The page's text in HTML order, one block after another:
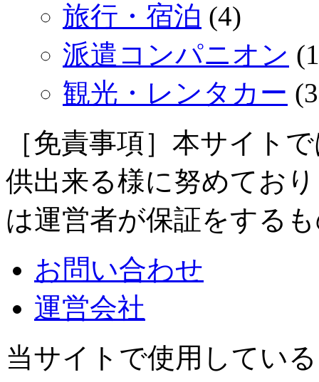
旅行・宿泊 (4)
派遣コンパニオン
観光・レンタカー
［免責事項］本サイト
供出来る様に努めてお
は運営者が保証をする
お問い合わせ
運営会社
当サイトで使用してい